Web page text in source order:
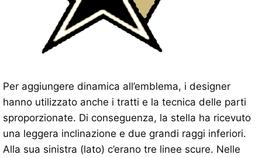
Per aggiungere dinamica all’emblema, i designer
hanno utilizzato anche i tratti e la tecnica delle parti
sproporzionate. Di conseguenza, la stella ha ricevuto
una leggera inclinazione e due grandi raggi inferiori.
Alla sua sinistra (lato) c’erano tre linee scure. Nelle